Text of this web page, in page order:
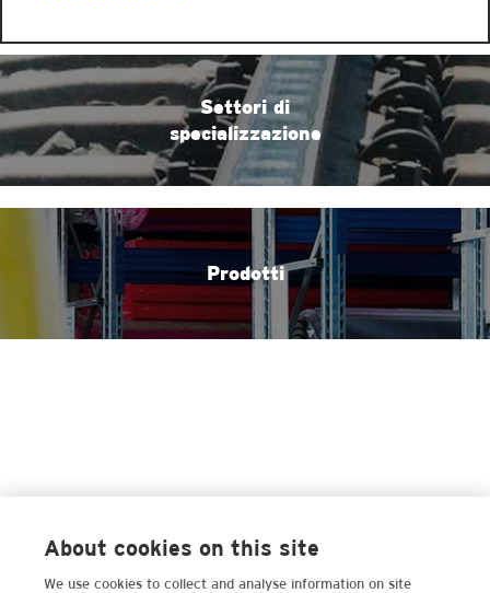
Settori di
specializzazione
Prodotti
About cookies on this site
We use cookies to collect and analyse information on site